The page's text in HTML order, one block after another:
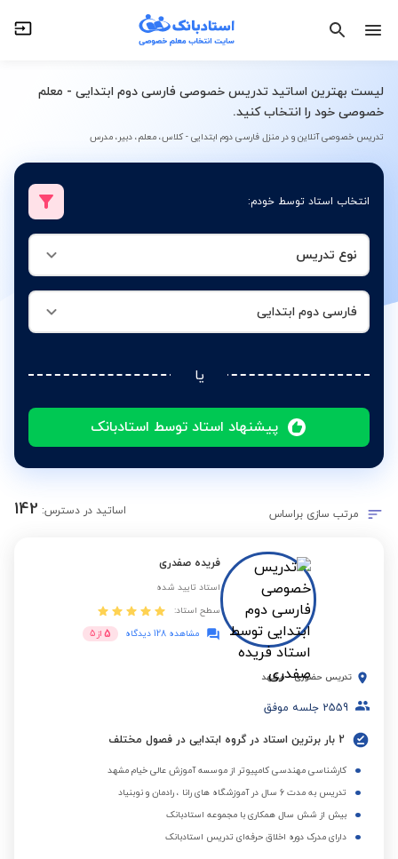
لیست بهترین اساتید تدریس خصوصی فارسی دوم ابتدایی - معلم
خصوصی خود را انتخاب کنید.
تدریس خصوصی آنلاین و در منزل فارسی دوم ابتدایی - کلاس، معلم، دبیر، مدرس
انتخاب استاد توسط خودم:
نوع تدریس
فارسی دوم ابتدایی
یا
پیشنهاد استاد توسط استادبانک
فارسی دوم ابتدایی
مرتب سازی براساس اساتید در دسترس: 142
فریده صفدری
استاد تایید شده
سطح استاد:
مشاهده 128 دیدگاه
5 از 5
تدریس حضوری - مشهد
2559 جلسه موفق
2 بار برترین استاد در گروه ابتدایی در فصول مختلف
کارشناسی مهندسی کامپیوتر از موسسه آموزش عالی خیام مشهد
تدریس به مدت 6 سال در آموزشگاه های رانا ، رادمان و نوبنیاد
بیش از شش سال همکاری با مجموعه استادبانک
دارای مدرک دوره اخلاق حرفه‌ای تدریس استادبانک